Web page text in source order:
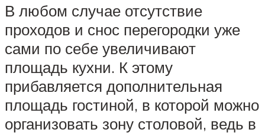
В любом случае отсутствие
проходов и снос перегородки уже
сами по себе увеличивают
площадь кухни. К этому
прибавляется дополнительная
площадь гостиной, в которой можно
организовать зону столовой, ведь в